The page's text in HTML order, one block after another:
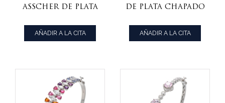
Asscher de plata
circonitas
cúbicas rosas
AÑADIR A LA CITA
de plata chapado
forma de cojín y
morganita
esmalte verde
AÑADIR A LA CITA